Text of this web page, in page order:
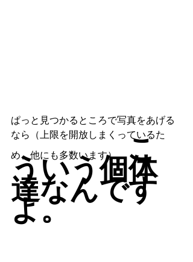
ぱっと見つかるところで写真をあげる
なら（上限を開放しまくっているた
め、他にも多数います）、こ
ういう個体
達なんです
よ。